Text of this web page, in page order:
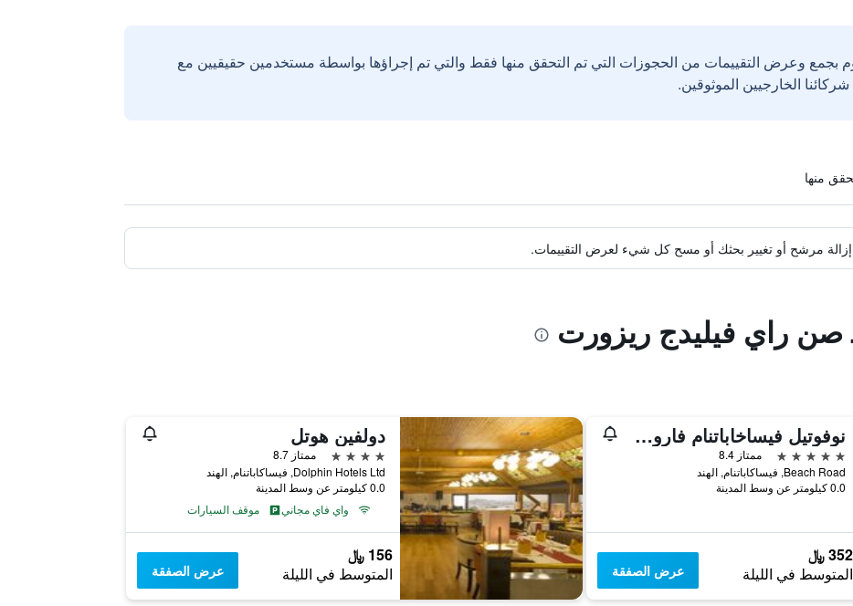
بجمع وعرض التقييمات من الحجوزات التي تم التحقق منها فقط والتي تم إجراؤها بواسطة مستخدمين حقيقيين مع
إزالة مرشح أو تغيير بحثك أو مسح كل شيء لعرض التقييمات.
صن راي فيليدج ريزورت
نوفوتيل فيساخاباتنام فارون بيتش هوتل
5 نجوم
ممتاز 8.4
Beach Road, فيساكاباتنام, الهند
0.0 كيلومتر عن وسط المدينة
352 ﷼
المتوسط في الليلة عرض الصفقة
دولفين هوتل
4 نجوم
ممتاز 8.7
Dolphin Hotels Ltd, فيساكاباتنام, الهند
0.0 كيلومتر عن وسط المدينة
واي فاي مجاني
موقف السيارات
156 ﷼
المتوسط في الليلة عرض الصفقة